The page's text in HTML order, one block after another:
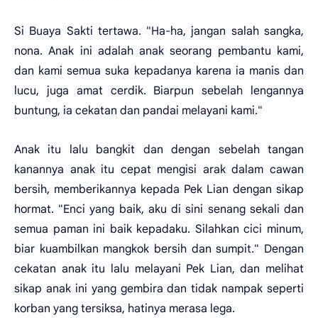
Si Buaya Sakti tertawa. "Ha-ha, jangan salah sangka,
nona. Anak ini adalah anak seorang pembantu kami,
dan kami semua suka kepadanya karena ia manis dan
lucu, juga amat cerdik. Biarpun sebelah lengannya
buntung, ia cekatan dan pandai melayani kami."
Anak itu lalu bangkit dan dengan sebelah tangan
kanannya anak itu cepat mengisi arak dalam cawan
bersih, memberikannya kepada Pek Lian dengan sikap
hormat. "Enci yang baik, aku di sini senang sekali dan
semua paman ini baik kepadaku. Silahkan cici minum,
biar kuambilkan mangkok bersih dan sumpit." Dengan
cekatan anak itu lalu melayani Pek Lian, dan melihat
sikap anak ini yang gembira dan tidak nampak seperti
korban yang tersiksa, hatinya merasa lega.